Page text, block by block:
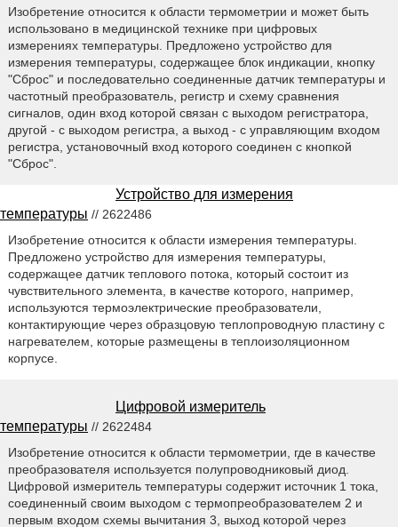
Изобретение относится к области термометрии и может быть
использовано в медицинской технике при цифровых
измерениях температуры. Предложено устройство для
измерения температуры, содержащее блок индикации, кнопку
"Сброс" и последовательно соединенные датчик температуры и
частотный преобразователь, регистр и схему сравнения
сигналов, один вход которой связан с выходом регистратора,
другой - с выходом регистра, а выход - с управляющим входом
регистра, установочный вход которого соединен с кнопкой
"Сброс".
Устройство для измерения
температуры // 2622486
Изобретение относится к области измерения температуры.
Предложено устройство для измерения температуры,
содержащее датчик теплового потока, который состоит из
чувствительного элемента, в качестве которого, например,
используются термоэлектрические преобразователи,
контактирующие через образцовую теплопроводную пластину с
нагревателем, которые размещены в теплоизоляционном
корпусе.
Цифровой измеритель
температуры // 2622484
Изобретение относится к области термометрии, где в качестве
преобразователя используется полупроводниковый диод.
Цифровой измеритель температуры содержит источник 1 тока,
соединенный своим выходом с термопреобразователем 2 и
первым входом схемы вычитания 3, выход которой через